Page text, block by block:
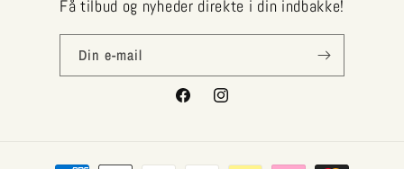
Få tilbud og nyheder direkte i din indbakke!
Din e-mail
FacebookInstagram